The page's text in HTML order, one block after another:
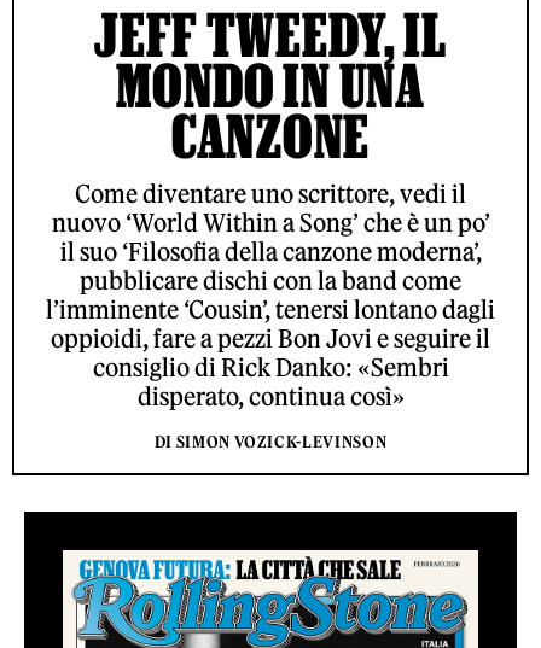
JEFF TWEEDY, IL
MONDO IN UNA
CANZONE
Come diventare uno scrittore, vedi il
nuovo ‘World Within a Song’ che è un po’
il suo ‘Filosofia della canzone moderna’,
pubblicare dischi con la band come
l’imminente ‘Cousin’, tenersi lontano dagli
oppioidi, fare a pezzi Bon Jovi e seguire il
consiglio di Rick Danko: «Sembri
disperato, continua così»
DI SIMON VOZICK-LEVINSON